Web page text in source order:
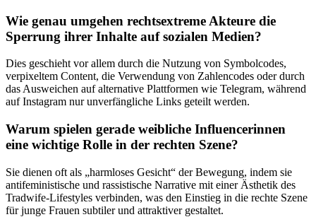
Wie genau umgehen rechtsextreme Akteure die
Sperrung ihrer Inhalte auf sozialen Medien?
Dies geschieht vor allem durch die Nutzung von Symbolcodes,
verpixeltem Content, die Verwendung von Zahlencodes oder durch
das Ausweichen auf alternative Plattformen wie Telegram, während
auf Instagram nur unverfängliche Links geteilt werden.
Warum spielen gerade weibliche Influencerinnen
eine wichtige Rolle in der rechten Szene?
Sie dienen oft als „harmloses Gesicht“ der Bewegung, indem sie
antifeministische und rassistische Narrative mit einer Ästhetik des
Tradwife-Lifestyles verbinden, was den Einstieg in die rechte Szene
für junge Frauen subtiler und attraktiver gestaltet.